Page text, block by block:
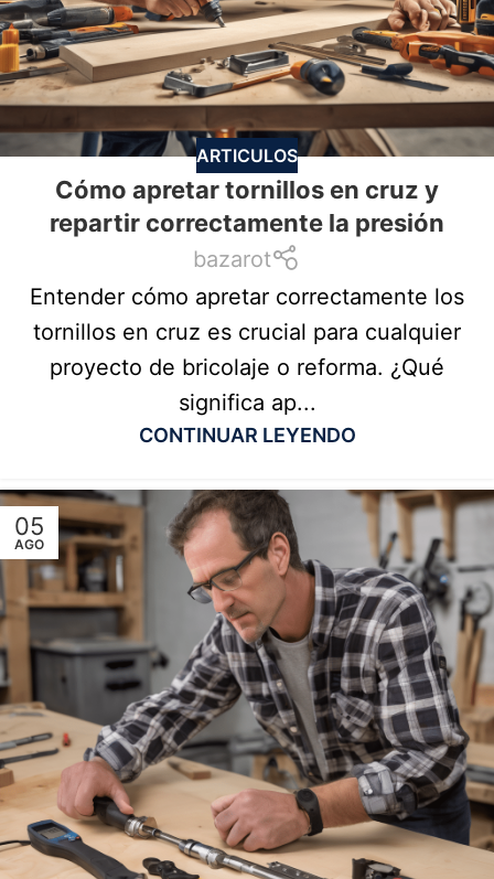
ARTICULOS
Cómo apretar tornillos en cruz y
repartir correctamente la presión
bazarot
Entender cómo apretar correctamente los
tornillos en cruz es crucial para cualquier
proyecto de bricolaje o reforma. ¿Qué
significa ap...
CONTINUAR LEYENDO
05
AGO